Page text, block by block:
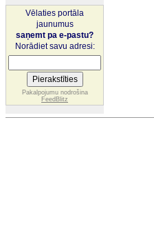
Vēlaties portāla
jaunumus
saņemt pa e-pastu?
Norādiet savu adresi:
Pakalpojumu nodrošina
FeedBlitz